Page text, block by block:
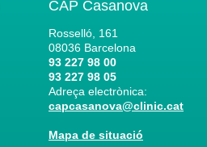
CAP Casanova
Rosselló, 161
08036 Barcelona
93 227 98 00
93 227 98 05
Adreça electrònica:
capcasanova@clinic.cat
Mapa de situació